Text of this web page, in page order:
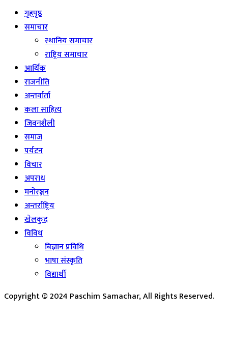
गृहपृष्ठ
समाचार
स्थानिय समाचार
राष्ट्रिय समाचार
आर्थिक
राजनीति
अन्तर्वार्ता
कला साहित्य
जिवनशैली
समाज
पर्यटन
विचार
अपराध
मनोरञ्जन
अन्तर्राष्ट्रिय
खेलकुद
विविध
बिज्ञान प्रविधि
भाषा संस्कृति
विद्यार्थी
Copyright © 2024 Paschim Samachar, All Rights Reserved.